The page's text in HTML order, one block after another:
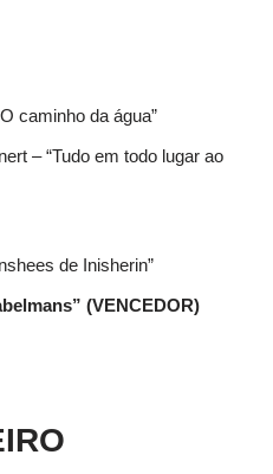
caminho da água”
– “Tudo em todo lugar ao
de Inisherin”
(VENCEDOR)